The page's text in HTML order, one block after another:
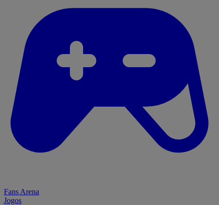
Fans Arena
Jogos